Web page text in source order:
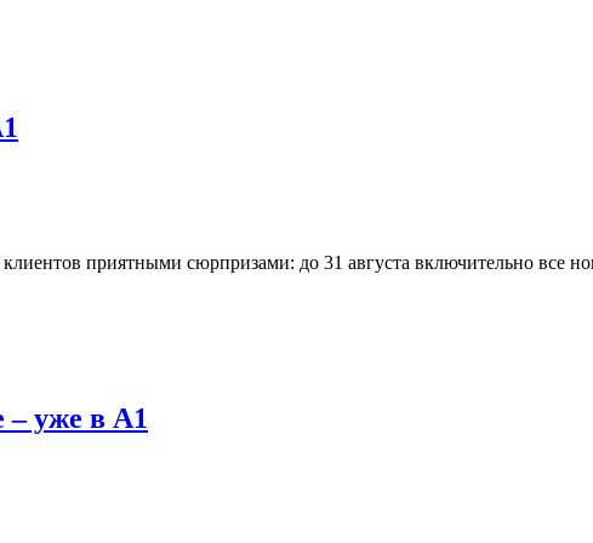
приятными сюрпризами: до 31 августа включительно все
– уже в А1